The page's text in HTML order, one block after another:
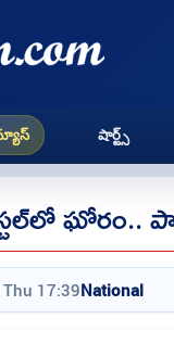
షార్ట్స్
ఘోరం..
17:39National